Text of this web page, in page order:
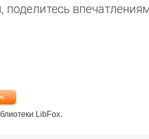
поделитесь
LibFox.